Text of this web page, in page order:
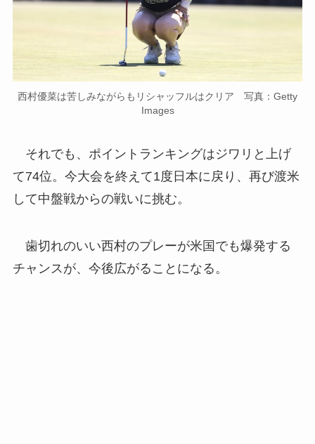
西村優菜は苦しみながらもリシャッフルはクリア 写真：Getty
Images
それでも、ポイントランキングはジワリと上げ
て74位。今大会を終えて1度日本に戻り、再び渡米
して中盤戦からの戦いに挑む。
歯切れのいい西村のプレーが米国でも爆発する
チャンスが、今後広がることになる。